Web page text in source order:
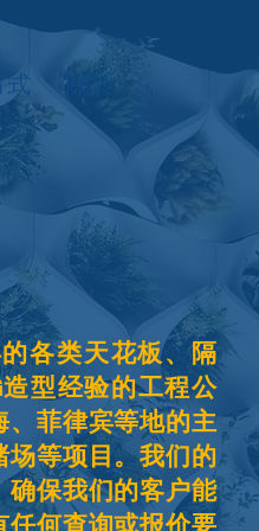
式 關於
各类天花板、隔
型经验的工程公
、菲律宾等地的主
等项目。我们的
确保我们的客户能
任何查询或报价要